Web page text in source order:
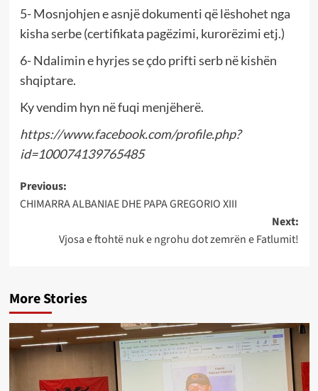
5- Mosnjohjen e asnjë dokumenti që lëshohet nga
kisha serbe (certifikata pagëzimi, kurorëzimi etj.)
6- Ndalimin e hyrjes se çdo prifti serb në kishën
shqiptare.
Ky vendim hyn në fuqi menjëherë.
https://www.facebook.com/profile.php?
id=100074139765485
Post
navigation
Previous:
CHIMARRA ALBANIAE DHE PAPA GREGORIO XIII
Next:
Vjosa e ftohtë nuk e ngrohu dot zemrën e Fatlumit!
More Stories